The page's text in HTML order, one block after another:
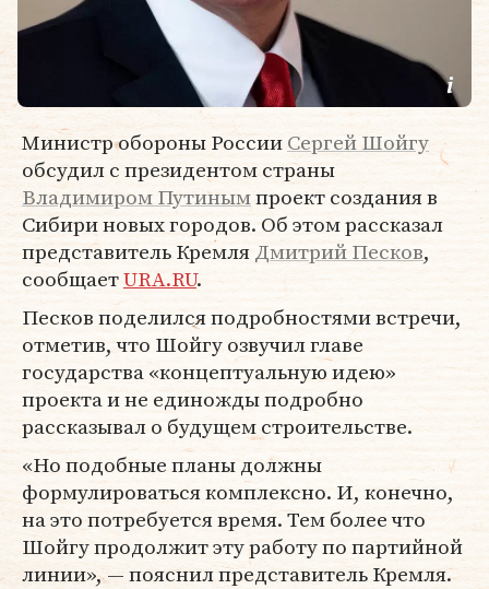
Министр обороны РоссииСергей Шойгу
обсудил с президентом страны
Владимиром Путинымпроект создания в
Сибири новых городов. Об этом рассказал
представитель КремляДмитрий Песков,
сообщаетURA.RU.
Песков поделился подробностями встречи,
отметив, что Шойгу озвучил главе
государства «концептуальную идею»
проекта и не единожды подробно
рассказывал о будущем строительстве.
«Но подобные планы должны
формулироваться комплексно. И, конечно,
на это потребуется время. Тем более что
Шойгу продолжит эту работу по партийной
линии», — пояснил представитель Кремля.